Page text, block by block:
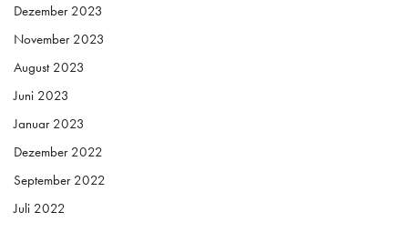
Dezember 2023
November 2023
August 2023
Juni 2023
Januar 2023
Dezember 2022
September 2022
Juli 2022